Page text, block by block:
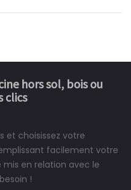
hors sol, bois ou
clics
et choisissez votre
facilement votre
en relation avec le
!